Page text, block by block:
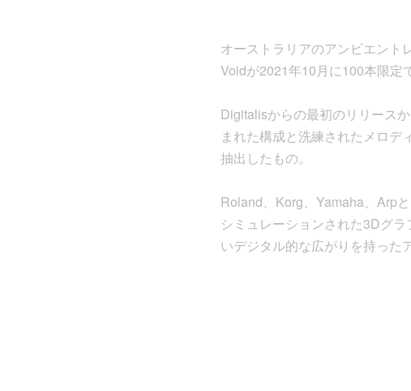
オーストラリアのアンビエント
Voidが2021年10月に100本限定
Digitalisからの最初のリリース
まれた構成と洗練されたメロ
抽出したもの。
Roland、Korg、Yamaha、Arp
シミュレーションされた3Dグ
いデジタル的な広がりを持った